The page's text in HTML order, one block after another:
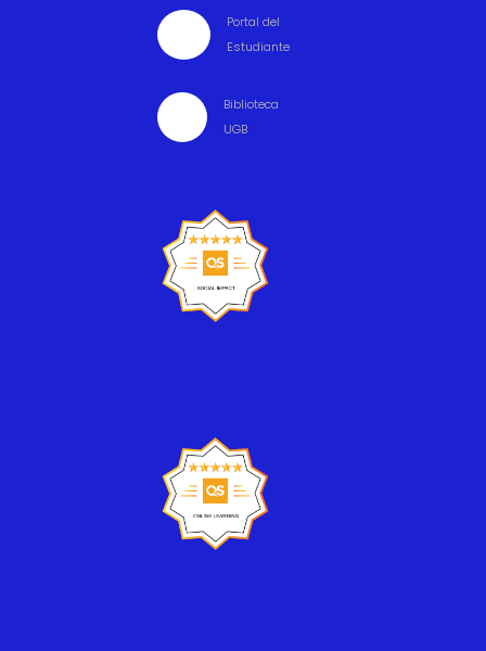
Portal del
Estudiante
Biblioteca
UGB